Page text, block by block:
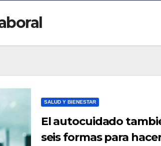
SALUD Y BIENESTAR
El autocuidado
seis formas para